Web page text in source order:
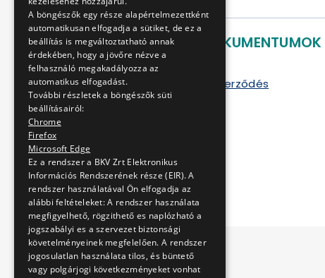
LETÖLTHETŐ DOKUMENTUMOK
Ajánlati felhívás
Szállítási keretszerződés
Kiírás melléklete
4. sz. melléklet
5. sz. melléklet
A böngészők egy része alapértelmezettként
automatikusan elfogadja a sütiket, de ez a
beállítás is megváltoztatható annak
érdekében, hogy a jövőre nézve a
felhasználó megakadályozza az
automatikus elfogadást.
További részletek a böngészők süti
beállításairól:
Chrome
Firefox
Microsoft Edge
Ez a rendszer a BKV Zrt Elektronikus
Információs Rendszerének része (EIR). A
rendszer használatával Ön elfogadja az
alábbi feltételeket: A rendszer használata
megfigyelhető, rögzithető es naplózható a
jogszabályi es a szervezet biztonsági
követelményeinek megfelelően. A rendszer
jogosulatlan használata tilos, és büntető
vagy polgárjogi következményeket vonhat